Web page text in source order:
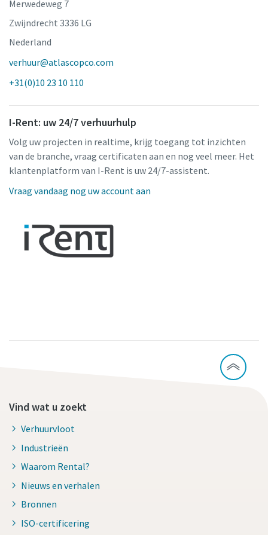
Merwedeweg 7
Zwijndrecht 3336 LG
Nederland
verhuur@atlascopco.com
+31(0)10 23 10 110
I-Rent: uw 24/7 verhuurhulp
Volg uw projecten in realtime, krijg toegang tot inzichten
van de branche, vraag certificaten aan en nog veel meer. Het
klantenplatform van I-Rent is uw 24/7-assistent.
Vraag vandaag nog uw account aan
Vind wat u zoekt
Verhuurvloot
Industrieën
Waarom Rental?
Nieuws en verhalen
Bronnen
ISO-certificering